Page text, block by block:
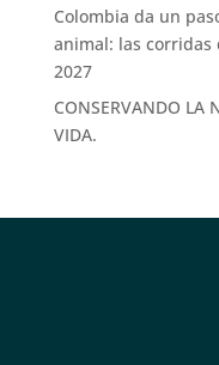
Colombia da un
animal: las corridas
2027
CONSERVANDO LA
VIDA.